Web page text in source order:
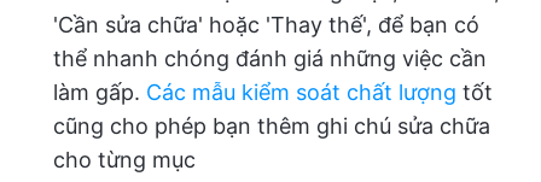
'Cần sửa chữa' hoặc 'Thay thế', để bạn có
thể nhanh chóng đánh giá những việc cần
làm gấp. Các mẫu kiểm soát chất lượng tốt
cũng cho phép bạn thêm ghi chú sửa chữa
cho từng mục